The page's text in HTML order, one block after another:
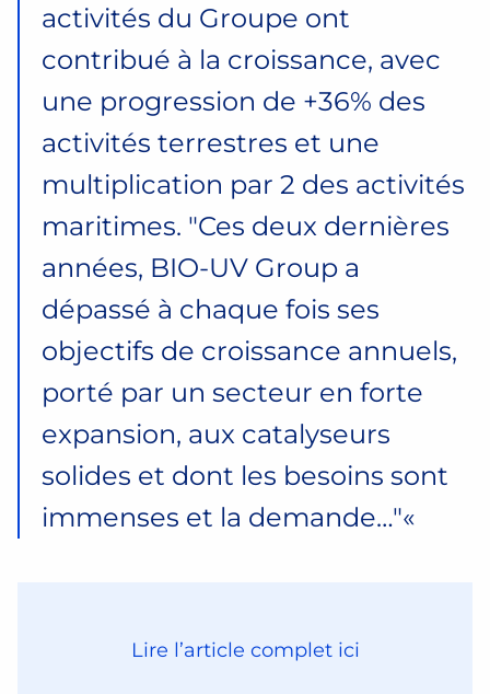
activités du Groupe ont
contribué à la croissance, avec
une progression de +36% des
activités terrestres et une
multiplication par 2 des activités
maritimes. Ces deux dernières
années, BIO-UV Group a
dépassé à chaque fois ses
objectifs de croissance annuels,
porté par un secteur en forte
expansion, aux catalyseurs
solides et dont les besoins sont
immenses et la demande… «
Lire l’article complet ici